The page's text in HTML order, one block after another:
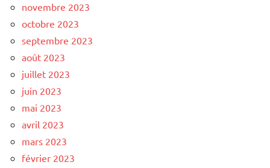
novembre 2023
octobre 2023
septembre 2023
août 2023
juillet 2023
juin 2023
mai 2023
avril 2023
mars 2023
février 2023